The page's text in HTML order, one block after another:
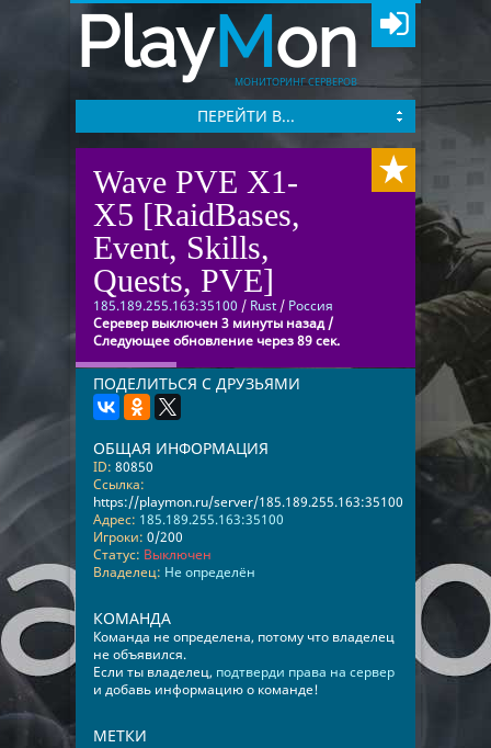
PlayMon
МОНИТОРИНГ СЕРВЕРОВ
ПЕРЕЙТИ В...
Wave PVE Х1-
Х5 [RaidBases,
Event, Skills,
Quests, PVE]
185.189.255.163:35100 / Rust / Россия
Серевер выключен 3 минуты назад /
Следующее обновление через 89 сек.
ПОДЕЛИТЬСЯ С ДРУЗЬЯМИ
ОБЩАЯ ИНФОРМАЦИЯ
ID: 80850
Ссылка:
https://playmon.ru/server/185.189.255.163:35100
Адрес: 185.189.255.163:35100
Игроки: 0/200
Статус: Выключен
Владелец: Не определён
КОМАНДА
Команда не определена, потому что владелец
не объявился.
Если ты владелец, подтверди права на сервер
и добавь информацию о команде!
МЕТКИ